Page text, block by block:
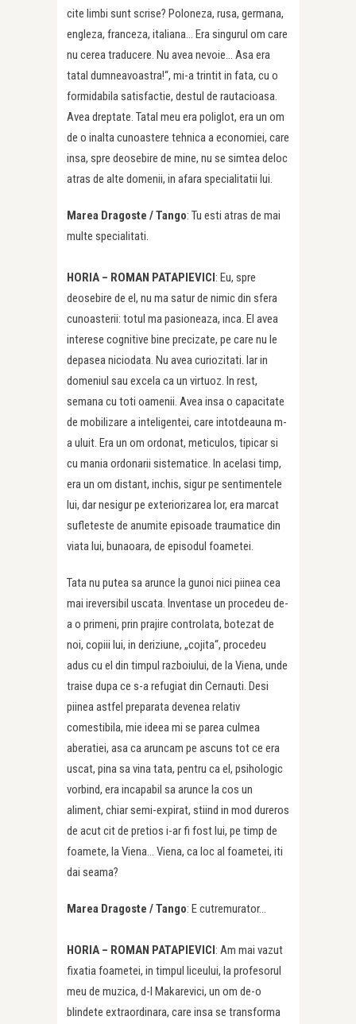
cite limbi sunt scrise? Poloneza, rusa, germana,
engleza, franceza, italiana… Era singurul om care
nu cerea traducere. Nu avea nevoie… Asa era
tatal dumneavoastra!“, mi-a trintit in fata, cu o
formidabila satisfactie, destul de rautacioasa.
Avea dreptate. Tatal meu era poliglot, era un om
de o inalta cunoastere tehnica a economiei, care
insa, spre deosebire de mine, nu se simtea deloc
atras de alte domenii, in afara specialitatii lui.
Marea Dragoste /Tango: Tu esti atras de mai
multe specialitati.
HORIA – ROMAN PATAPIEVICI: Eu, spre
deosebire de el, nu ma satur de nimic din sfera
cunoasterii: totul ma pasioneaza, inca. El avea
interese cognitive bine precizate, pe care nu le
depasea niciodata. Nu avea curiozitati. Iar in
domeniul sau excela ca un virtuoz. In rest,
semana cu toti oamenii. Avea insa o capacitate
de mobilizare a inteligentei, care intotdeauna m-
a uluit. Era un om ordonat, meticulos, tipicar si
cu mania ordonarii sistematice. In acelasi timp,
era un om distant, inchis, sigur pe sentimentele
lui, dar nesigur pe exteriorizarea lor, era marcat
sufleteste de anumite episoade traumatice din
viata lui, bunaoara, de episodul foametei.
Tata nu putea sa arunce la gunoi nici piinea cea
mai ireversibil uscata. Inventase un procedeu de-
a o primeni, prin prajire controlata, botezat de
noi, copiii lui, in deriziune, „cojita“, procedeu
adus cu el din timpul razboiului, de la Viena, unde
traise dupa ce s-a refugiat din Cernauti. Desi
piinea astfel preparata devenea relativ
comestibila, mie ideea mi se parea culmea
aberatiei, asa ca aruncam pe ascuns tot ce era
uscat, pina sa vina tata, pentru ca el, psihologic
vorbind, era incapabil sa arunce la cos un
aliment, chiar semi-expirat, stiind in mod dureros
de acut cit de pretios i-ar fi fost lui, pe timp de
foamete, la Viena… Viena, ca loc al foametei, iti
dai seama?
Marea Dragoste /Tango: E cutremurator…
HORIA – ROMAN PATAPIEVICI: Am mai vazut
fixatia foametei, in timpul liceului, la profesorul
meu de muzica, d-l Makarevici, un om de-o
blindete extraordinara, care insa se transforma